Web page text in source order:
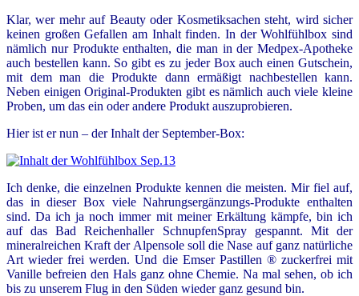
Klar, wer mehr auf Beauty oder Kosmetiksachen steht, wird sicher
keinen großen Gefallen am Inhalt finden. In der Wohlfühlbox sind
nämlich nur Produkte enthalten, die man in der Medpex-Apotheke
auch bestellen kann. So gibt es zu jeder Box auch einen Gutschein,
mit dem man die Produkte dann ermäßigt nachbestellen kann.
Neben einigen Original-Produkten gibt es nämlich auch viele kleine
Proben, um das ein oder andere Produkt auszuprobieren.
Hier ist er nun – der Inhalt der September-Box:
Ich denke, die einzelnen Produkte kennen die meisten. Mir fiel auf,
das in dieser Box viele Nahrungsergänzungs-Produkte enthalten
sind. Da ich ja noch immer mit meiner Erkältung kämpfe, bin ich
auf das Bad Reichenhaller SchnupfenSpray gespannt. Mit der
mineralreichen Kraft der Alpensole soll die Nase auf ganz natürliche
Art wieder frei werden. Und die Emser Pastillen ® zuckerfrei mit
Vanille befreien den Hals ganz ohne Chemie. Na mal sehen, ob ich
bis zu unserem Flug in den Süden wieder ganz gesund bin.